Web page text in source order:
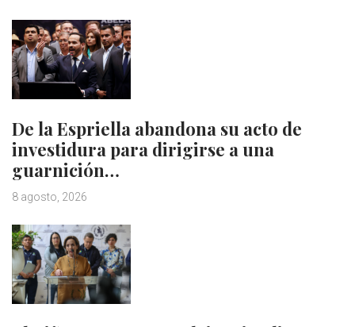
De la Espriella abandona su acto de
investidura para dirigirse a una
guarnición…
8 agosto, 2026